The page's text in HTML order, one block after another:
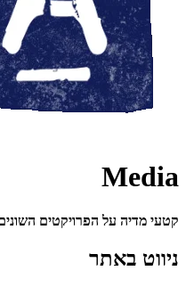
Media
קטעי מדיה על הפרויקטים
ניווט באתר